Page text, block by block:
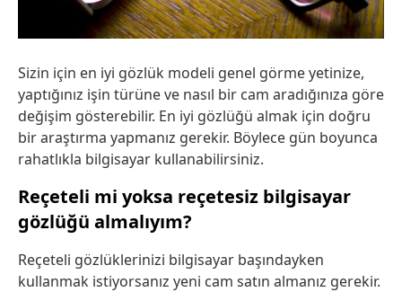
Sizin için en iyi gözlük modeli genel görme yetinize,
yaptığınız işin türüne ve nasıl bir cam aradığınıza göre
değişim gösterebilir. En iyi gözlüğü almak için doğru
bir araştırma yapmanız gerekir. Böylece gün boyunca
rahatlıkla bilgisayar kullanabilirsiniz.
Reçeteli mi yoksa reçetesiz bilgisayar
gözlüğü almalıyım?
Reçeteli gözlüklerinizi bilgisayar başındayken
kullanmak istiyorsanız yeni cam satın almanız gerekir.